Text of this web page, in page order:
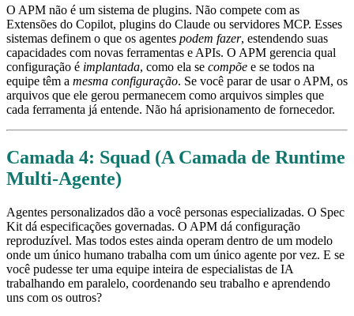
O APM não é um sistema de plugins. Não compete com as
Extensões do Copilot, plugins do Claude ou servidores MCP. Esses
sistemas definem o que os agentes podem fazer, estendendo suas
capacidades com novas ferramentas e APIs. O APM gerencia qual
configuração é implantada, como ela se compõe e se todos na
equipe têm a mesma configuração. Se você parar de usar o APM, os
arquivos que ele gerou permanecem como arquivos simples que
cada ferramenta já entende. Não há aprisionamento de fornecedor.
Camada 4: Squad (A Camada de Runtime
Multi-Agente)
Agentes personalizados dão a você personas especializadas. O Spec
Kit dá especificações governadas. O APM dá configuração
reproduzível. Mas todos estes ainda operam dentro de um modelo
onde um único humano trabalha com um único agente por vez. E se
você pudesse ter uma equipe inteira de especialistas de IA
trabalhando em paralelo, coordenando seu trabalho e aprendendo
uns com os outros?